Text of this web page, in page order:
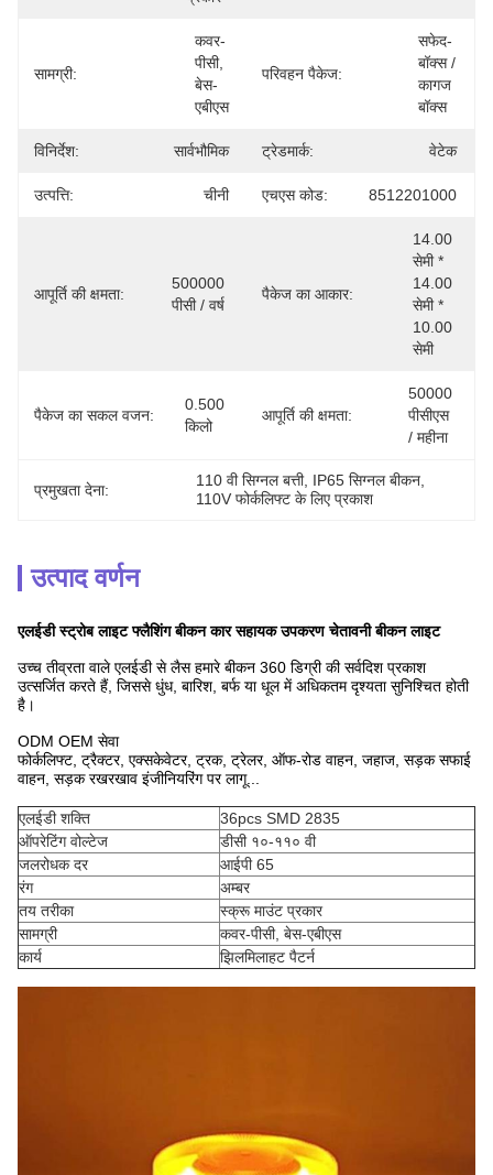
सामग्री:
कवर-
पीसी,
बेस-
एबीएस
परिवहन पैकेज:
सफेद-
बॉक्स /
कागज
बॉक्स
विनिर्देश: सार्वभौमिक ट्रेडमार्क: वेटेक
उत्पत्ति: चीनी एचएस कोड: 8512201000
आपूर्ति की क्षमता:
500000
पीसी / वर्ष
पैकेज का आकार:
14.00
सेमी *
14.00
सेमी *
10.00
सेमी
पैकेज का सकल वजन:
0.500
किलो
आपूर्ति की क्षमता:
50000
पीसीएस
/ महीना
प्रमुखता देना:
110 वी सिग्नल बत्ती, IP65 सिग्नल बीकन
110V फोर्कलिफ्ट के लिए प्रकाश
उत्पाद वर्णन
एलईडी स्ट्रोब लाइट फ्लैशिंग बीकन कार सहायक उपकरण चेतावनी बीकन लाइट
उच्च तीव्रता वाले एलईडी से लैस हमारे बीकन 360 डिग्री की सर्वदिश प्रकाश
उत्सर्जित करते हैं, जिससे धुंध, बारिश, बर्फ या धूल में अधिकतम दृश्यता सुनिश्चित होती
है।
ODM OEM सेवा
फोर्कलिफ्ट, ट्रैक्टर, एक्सकेवेटर, ट्रक, ट्रेलर, ऑफ-रोड वाहन, जहाज, सड़क सफाई
वाहन, सड़क रखरखाव इंजीनियरिंग पर लागू...
एलईडी शक्ति
36pcs SMD 2835
ऑपरेटिंग वोल्टेज
डीसी १०-११० वी
जलरोधक दर
आईपी 65
रंग
अम्बर
तय तरीका
स्क्रू माउंट प्रकार
सामग्री
कवर-पीसी, बेस-एबीएस
कार्य
झिलमिलाहट पैटर्न